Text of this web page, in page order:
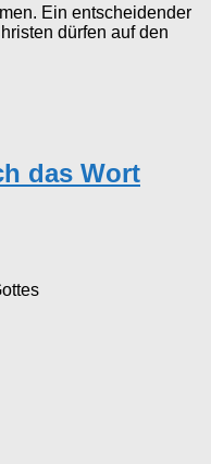
Ein entscheidender
dürfen auf den
das Wort